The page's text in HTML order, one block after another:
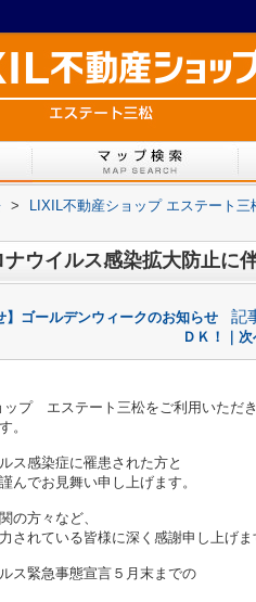
> LIXIL不動産ショップ エステート
ナウイルス感染拡大防止
ゴールデンウィークのお知らせ 記
ＤＫ！｜
ップ エステート三松をご利用いただ
。
ス感染症に罹患された方と
んでお見舞い申し上げます。
の方々など、
されている皆様に深く感謝申し上げま
ス緊急事態宣言５月末までの